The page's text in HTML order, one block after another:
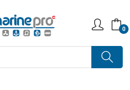
0